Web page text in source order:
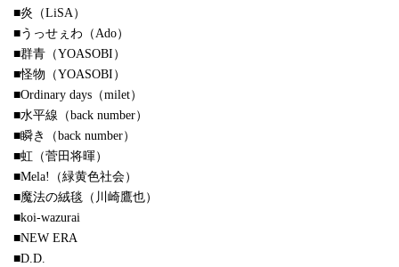
■炎（LiSA）
■うっせぇわ（Ado）
■群青（YOASOBI）
■怪物（YOASOBI）
■Ordinary days（milet）
■水平線（back number）
■瞬き（back number）
■虹（菅田将暉）
■Mela!（緑黄色社会）
■魔法の絨毯（川崎鷹也）
■koi-wazurai
■NEW ERA
■D.D.